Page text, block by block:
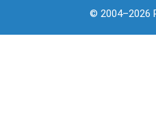
© 2004–2026